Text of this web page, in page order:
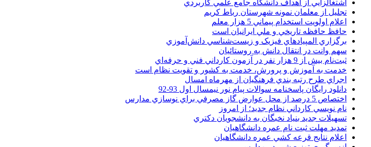
اشتغالزايي از اهداف دانشگاه جامع علمي کاربردي
تجليل از معلمان نمونه شهرستان رباط کريم
اعلام اولويت استخدام پيماني 5 هزار معلم
حافظ حافظه تاريخي و ملي ايرانيان است
برگزاري المپيادهاي فيزيک و زيست‌شناسي دانش‌آموزي
سهم وانت در انتقال دانش به روستائيان
ثبت‌نام بيش از 9 هزار نفر در آزمون کارداني فني و حرفه‌اي
خدمت به آموزش و پرورش، خدمت به کشور و تقويت نظام است
اجراي طرح رتبه بندي فرهنگيان از مهرماه امسال
دانلود رایگان پاسخنامه سوالات پیام نور نیمسال اول 93-92
اختصاص 5 درصد از محل عوارض گاز مصرفي براي نوسازي مدارس
نام نويسي کارداني نظام جديد؛ از امروز
تسهيلات جديد بنياد نخبگان به دانشجويان دکتري
تمديد مهلت ثبت نام عمره دانشگاهيان
اعلام نتايج قرعه کشي عمره دانشگاهيان